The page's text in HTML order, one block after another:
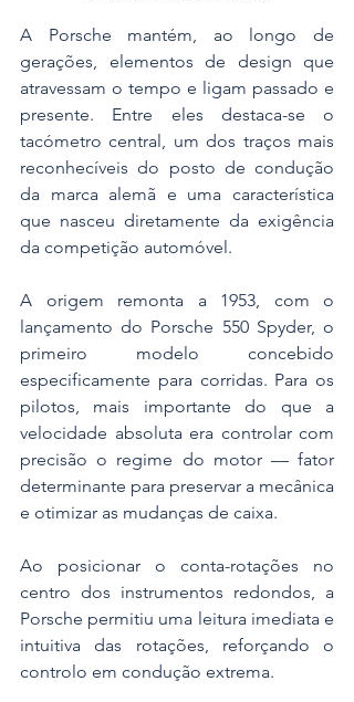
A Porsche mantém, ao longo de
gerações, elementos de design que
atravessam o tempo e ligam passado e
presente. Entre eles destaca-se o
tacómetro central, um dos traços mais
reconhecíveis do posto de condução
da marca alemã e uma característica
que nasceu diretamente da exigência
da competição automóvel.
A origem remonta a 1953, com o
lançamento do Porsche 550 Spyder, o
primeiro modelo concebido
especificamente para corridas. Para os
pilotos, mais importante do que a
velocidade absoluta era controlar com
precisão o regime do motor — fator
determinante para preservar a mecânica
e otimizar as mudanças de caixa.
Ao posicionar o conta-rotações no
centro dos instrumentos redondos, a
Porsche permitiu uma leitura imediata e
intuitiva das rotações, reforçando o
controlo em condução extrema.